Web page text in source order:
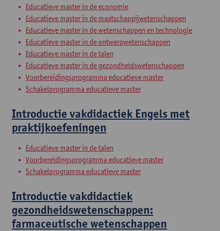
Educatieve master in de economie
Educatieve master in de maatschappijwetenschappen
Educatieve master in de wetenschappen en technologie
Educatieve master in de ontwerpwetenschappen
Educatieve master in de talen
Educatieve master in de gezondheidswetenschappen
Voorbereidingsprogramma educatieve master
Schakelprogramma educatieve master
Introductie vakdidactiek Engels met
praktijkoefeningen
Educatieve master in de talen
Voorbereidingsprogramma educatieve master
Schakelprogramma educatieve master
Introductie vakdidactiek
gezondheidswetenschappen:
farmaceutische wetenschappen